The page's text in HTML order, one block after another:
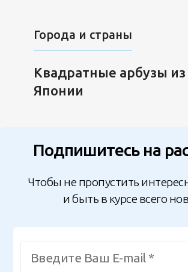
Города и страны
Квадратные арбузы из
Японии
Подпишитесь на
Чтобы не пропустить
и быть в курсе всего